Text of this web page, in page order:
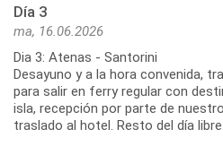
Día 3
ma, 16.06.2026
Dia 3: Atenas - Santorini
Desayuno y a la hora convenida,
para salir en ferry regular con
isla, recepción por parte de
traslado al hotel. Resto del día libre.